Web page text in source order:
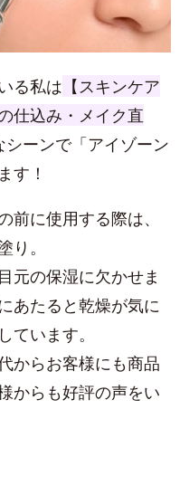
る私は 【スキンケア
仕込み・メイク直
ーンで「アイゾーン
す！
前に使用する際は、
。
元の保湿に欠かせま
あたると乾燥が気に
ています。
からお客様にも商品
からも好評の声をい